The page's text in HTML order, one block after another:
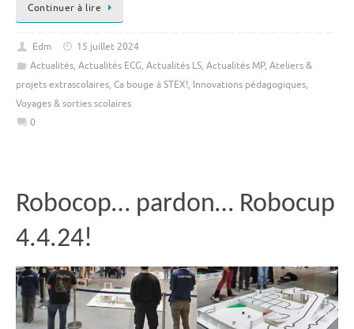
Continuer à lire
Edm
15 juillet 2024
Actualités, Actualités ECG, Actualités LS, Actualités MP, Ateliers &
projets extrascolaires, Ca bouge à STEX!, Innovations pédagogiques,
Voyages & sorties scolaires
0
Robocop… pardon… Robocup
4.4.24!